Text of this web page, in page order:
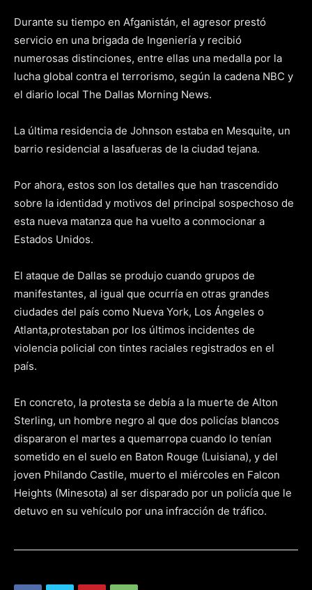
Durante su tiempo en Afganistán, el agresor prestó
servicio en una brigada de Ingeniería y recibió
numerosas distinciones, entre ellas una medalla por la
lucha global contra el terrorismo, según la cadena NBC y
el diario local The Dallas Morning News.
La última residencia de Johnson estaba en Mesquite, un
barrio residencial a lasafueras de la ciudad tejana.
Por ahora, estos son los detalles que han trascendido
sobre la identidad y motivos del principal sospechoso de
esta nueva matanza que ha vuelto a conmocionar a
Estados Unidos.
El ataque de Dallas se produjo cuando grupos de
manifestantes, al igual que ocurría en otras grandes
ciudades del país como Nueva York, Los Ángeles o
Atlanta,protestaban por los últimos incidentes de
violencia policial con tintes raciales registrados en el
país.
En concreto, la protesta se debía a la muerte de Alton
Sterling, un hombre negro al que dos policías blancos
dispararon el martes a quemarropa cuando lo tenían
sometido en el suelo en Baton Rouge (Luisiana), y del
joven Philando Castile, muerto el miércoles en Falcon
Heights (Minesota) al ser disparado por un policía que le
detuvo en su vehículo por una infracción de tráfico.